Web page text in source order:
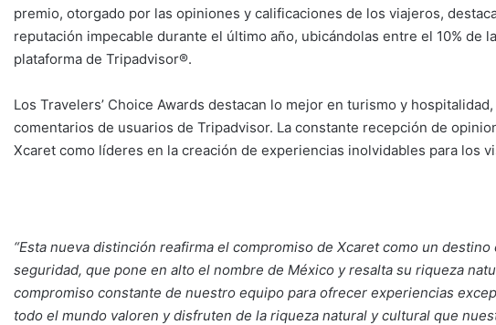
premio, otorgado por las opiniones y calificaciones de los viajeros,
reputación impecable durante el último año, ubicándolas entre el 10% de
plataforma de Tripadvisor®.
Los Travelers’ Choice Awards destacan lo mejor en turismo y
comentarios de usuarios de Tripadvisor. La constante recepción de
Xcaret como líderes en la creación de experiencias inolvidables para los
“Esta nueva distinción reafirma el compromiso de Xcaret como un
seguridad, que pone en alto el nombre de México y resalta su riqueza
compromiso constante de nuestro equipo para ofrecer experiencias
todo el mundo valoren y disfruten de la riqueza natural y cultural que